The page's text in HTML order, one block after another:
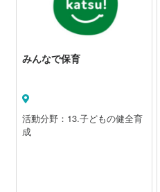
みんなで保育
活動分野：13.子どもの健全育
成